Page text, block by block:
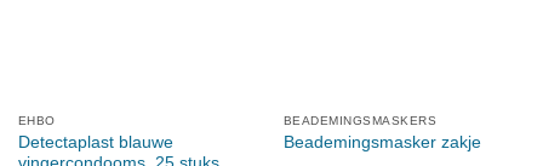
EHBO
Detectaplast blauwe
BEADEMINGSMASKERS
Beademingsmasker zakje